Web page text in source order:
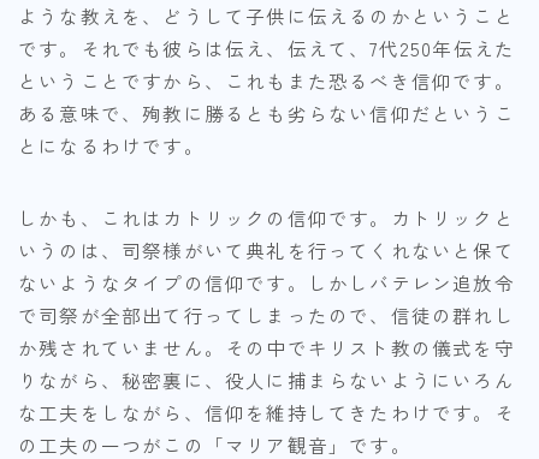
ような教えを、どうして子供に伝えるのかということ
です。それでも彼らは伝え、伝えて、7代250年伝えた
ということですから、これもまた恐るべき信仰です。
ある意味で、殉教に勝るとも劣らない信仰だというこ
とになるわけです。
しかも、これはカトリックの信仰です。カトリックと
いうのは、司祭様がいて典礼を行ってくれないと保て
ないようなタイプの信仰です。しかしバテレン追放令
で司祭が全部出て行ってしまったので、信徒の群れし
か残されていません。その中でキリスト教の儀式を守
りながら、秘密裏に、役人に捕まらないようにいろん
な工夫をしながら、信仰を維持してきたわけです。そ
の工夫の一つがこの「マリア観音」です。